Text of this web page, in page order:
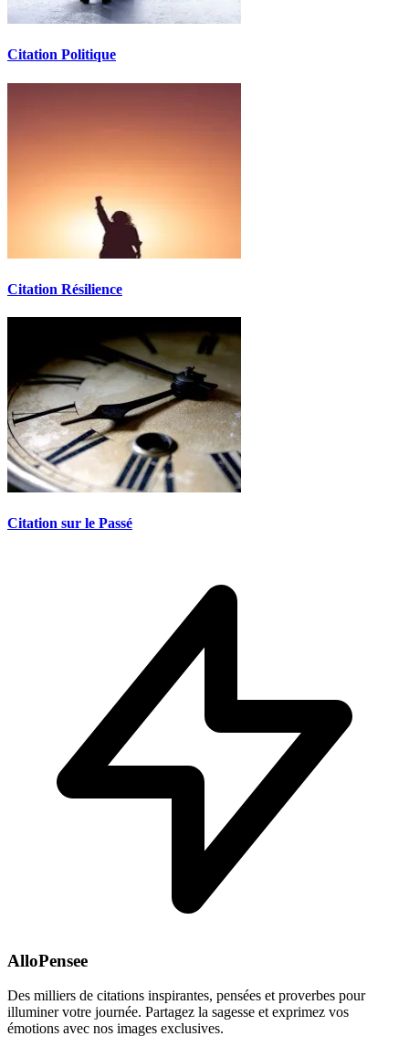
Citation Politique
Citation Résilience
Citation sur le Passé
AlloPensee
Des milliers de citations inspirantes, pensées et proverbes pour
illuminer votre journée. Partagez la sagesse et exprimez vos
émotions avec nos images exclusives.